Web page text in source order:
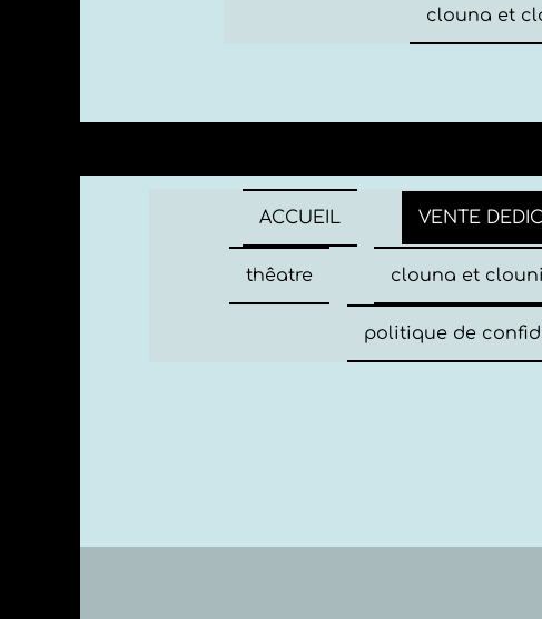
clouna et
ACCUEIL VENTE
thêatre clouna et clouni
politique de